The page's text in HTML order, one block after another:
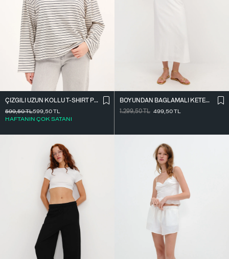
ÇIZGILI UZUN KOLLU T-SHIRT P10522
599,50TL
HAFTANIN ÇOK SATANI
599,50TL
BOYUNDAN BAĞLAMALI KETEN KARIŞIMLI ELBISE E17497
1.299,50TL 499,50TL